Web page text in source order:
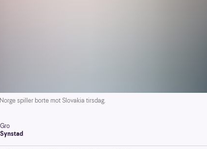
spiller borte mot Slovakia tirsdag.
Gro
Synstad